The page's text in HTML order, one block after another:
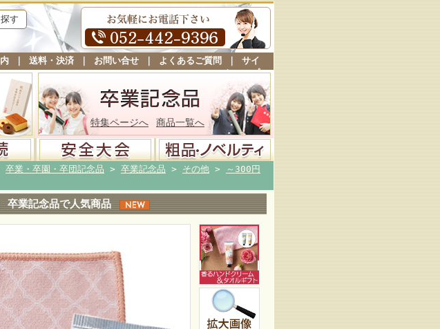
す
送料・決済 お問い合せ よくあるご質問
サイ
トマップ
特集ページへ 商品一覧へ
卒業・卒園・卒団記念品 > 卒業記念品 > その他 >
～300円
業記念品で人気商品